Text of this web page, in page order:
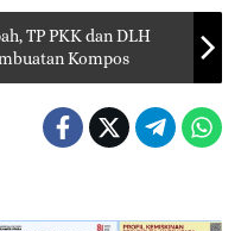
TP PKK dan DLH
Kompos